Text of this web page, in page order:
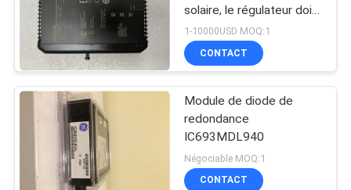
solaire, le régulateur doit
être équipé d'un système
de contrôle de l'énergie
solaire.
1-10000USD MOQ:1
CONTACT
Module de diode de
redondance
IC693MDL940
Négociable MOQ:1
CONTACT